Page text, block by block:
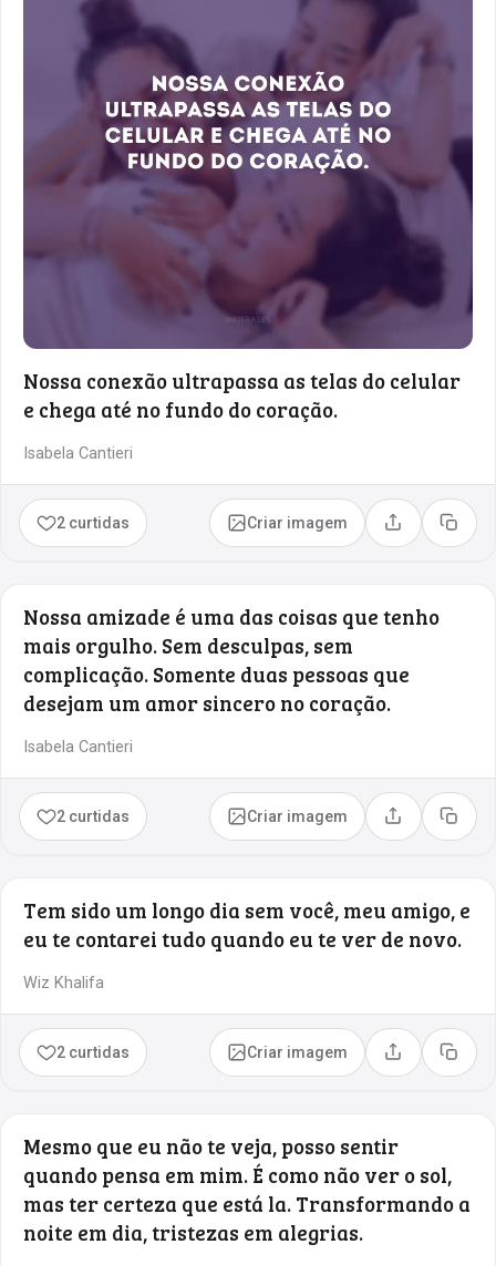
Nossa conexão ultrapassa as telas do celular
e chega até no fundo do coração.
Isabela Cantieri
2 curtidas Criar imagem Compartilhar
Copiar
Nossa amizade é uma das coisas que tenho
mais orgulho. Sem desculpas, sem
complicação. Somente duas pessoas que
desejam um amor sincero no coração.
Isabela Cantieri
2 curtidas Criar imagem Compartilhar
Copiar
Tem sido um longo dia sem você, meu amigo, e
eu te contarei tudo quando eu te ver de novo.
Wiz Khalifa
2 curtidas Criar imagem Compartilhar
Copiar
Mesmo que eu não te veja, posso sentir
quando pensa em mim. É como não ver o sol,
mas ter certeza que está la. Transformando a
noite em dia, tristezas em alegrias.